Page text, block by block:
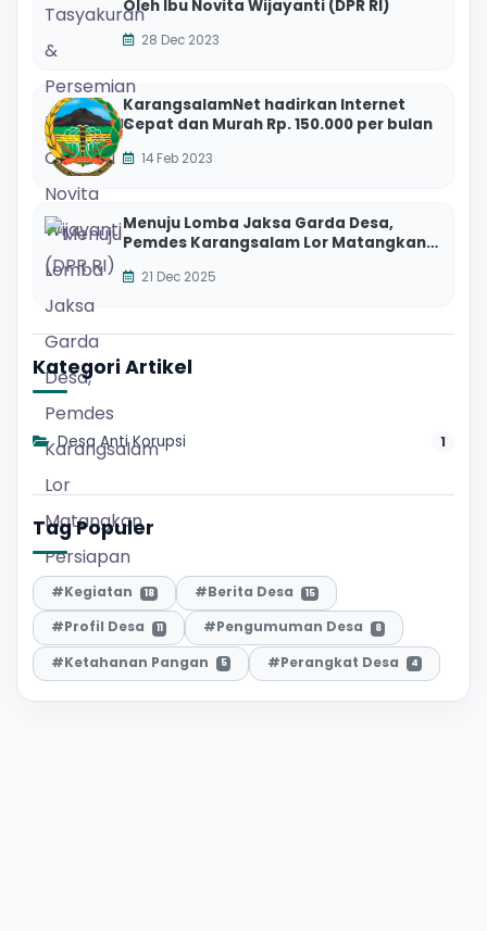
Oleh Ibu Novita Wijayanti (DPR RI)
28 Dec 2023
KarangsalamNet hadirkan Internet
Cepat dan Murah Rp. 150.000 per bulan
14 Feb 2023
Menuju Lomba Jaksa Garda Desa,
Pemdes Karangsalam Lor Matangkan
Banyumas
21 Dec 2025
Kategori Artikel
Desa Anti Korupsi 1
Tag Populer
#Kegiatan 18 #Berita Desa 15
#Profil Desa 11 #Pengumuman Desa 8
#Ketahanan Pangan 5 #Perangkat Desa 4